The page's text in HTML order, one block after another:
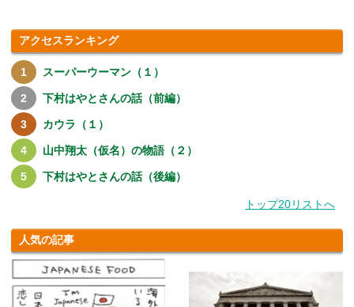
アクセスランキング
スーパーウーマン（１）
下村はやとさんの話（前編）
カウラ（１）
山中翔太（仮名）の物語（２）
下村はやとさんの話（後編）
トップ20リストへ
人気の記事